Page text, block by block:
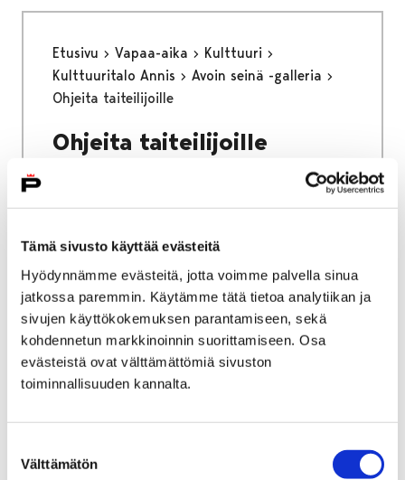
Tämä sivusto käyttää evästeitä
Hyödynnämme evästeitä, jotta voimme palvella sinua
jatkossa paremmin. Käytämme tätä tietoa analytiikan ja
sivujen käyttökokemuksen parantamiseen, sekä
kohdennetun markkinoinnin suorittamiseen. Osa
evästeistä ovat välttämättömiä sivuston
toiminnallisuuden kannalta.
valinta
Välttämätön
Etusivu Vapaa-aika
Kulttuuri
Kulttuuritalo Annis
Avoin seinä -galleria
Ohjeita taiteilijoille
Ohjeita taiteilijoille
Etusivu Vapaa-aika
Nuoret
Kulttuuritalo Annis
Kulttuuritalo Annis
Etusivu